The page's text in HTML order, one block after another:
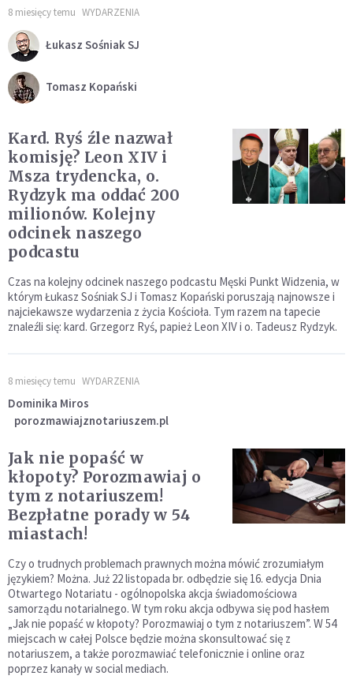
8 miesięcy temu WYDARZENIA
Łukasz Sośniak SJ
Tomasz Kopański
Kard. Ryś źle nazwał
komisję? Leon XIV i
Msza trydencka, o.
Rydzyk ma oddać 200
milionów. Kolejny
odcinek naszego
podcastu
Czas na kolejny odcinek naszego podcastu Męski Punkt Widzenia, w
którym Łukasz Sośniak SJ i Tomasz Kopański poruszają najnowsze i
najciekawsze wydarzenia z życia Kościoła. Tym razem na tapecie
znaleźli się: kard. Grzegorz Ryś, papież Leon XIV i o. Tadeusz Rydzyk.
8 miesięcy temu WYDARZENIA
Dominika Miros
porozmawiajznotariuszem.pl
Jak nie popaść w
kłopoty? Porozmawiaj o
tym z notariuszem!
Bezpłatne porady w 54
miastach!
Czy o trudnych problemach prawnych można mówić zrozumiałym
językiem? Można. Już 22 listopada br. odbędzie się 16. edycja Dnia
Otwartego Notariatu - ogólnopolska akcja świadomościowa
samorządu notarialnego. W tym roku akcja odbywa się pod hasłem
„Jak nie popaść w kłopoty? Porozmawiaj o tym z notariuszem”. W 54
miejscach w całej Polsce będzie można skonsultować się z
notariuszem, a także porozmawiać telefonicznie i online oraz
poprzez kanały w social mediach.